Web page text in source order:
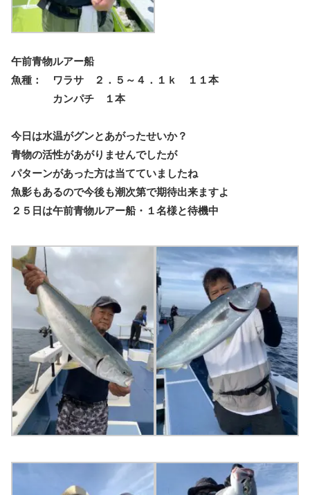
午前青物ルアー船
魚種： ワラサ ２．５～４．１ｋ １１本
カンパチ １本
今日は水温がグンとあがったせいか？
青物の活性があがりませんでしたが
パターンがあった方は当てていましたね
魚影もあるので今後も潮次第で期待出来ますよ
２５日は午前青物ルアー船・１名様と待機中